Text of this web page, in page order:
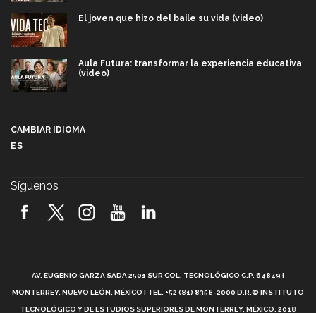
El joven que hizo del baile su vida (video)
Aula Futura: transformar la experiencia educativa
(video)
2026! (video)
¿Cómo es el Modelo Educativo Tec? (video)
CAMBIAR IDIOMA
ES
Síguenos
AV. EUGENIO GARZA SADA 2501 SUR COL. TECNOLÓGICO C.P. 64849 |
MONTERREY, NUEVO LEÓN, MÉXICO | TEL. +52 (81) 8358-2000 D.R.© INSTITUTO
TECNOLÓGICO Y DE ESTUDIOS SUPERIORES DE MONTERREY, MÉXICO. 2018